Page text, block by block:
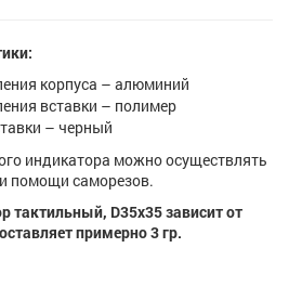
корпуса – алюминий
вставки – полимер
– черный
индикатора можно осуществлять
помощи саморезов.
тактильный, D35х35 зависит от
примерно 3 гр.